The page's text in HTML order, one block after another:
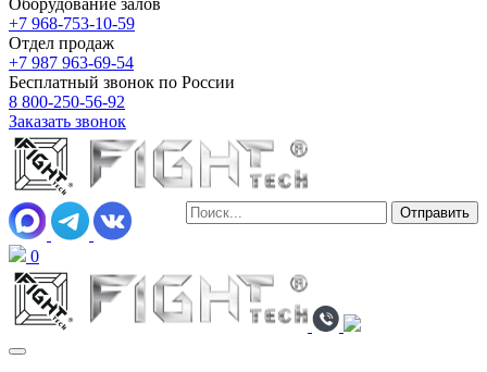
Оборудование залов
+7 968-753-10-59
Отдел продаж
+7 987 963-69-54
Бесплатный звонок по России
8 800-250-56-92
Заказать звонок
0